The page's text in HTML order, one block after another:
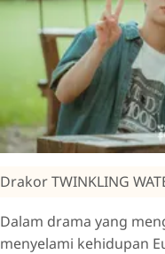
Drakor TWINKLING
Dalam drama yang
menyelami kehidupan